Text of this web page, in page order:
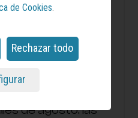
deberías? El
salarial sigue
de agosto: las
de Cookies.
Rechazar todo